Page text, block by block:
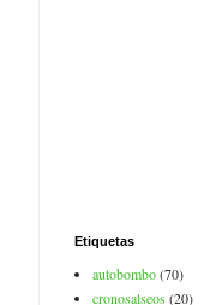
Etiquetas
autobombo(70)
cronosalseos(20)